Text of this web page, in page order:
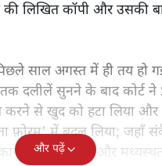
लिखित कॉपी और उसकी
साल अगस्त में ही तय हो
दलीलें सुनने के बाद कोर्ट ने
करने से खुद को हटा लिया
फ़ोरम' में बदल लिया; जहाँ
के समाधान और
और पढ़ें